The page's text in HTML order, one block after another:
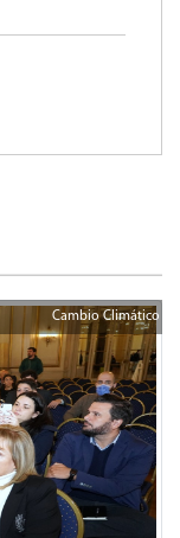
Cambio Climático